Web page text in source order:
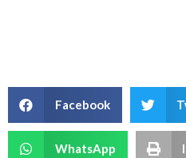
Facebook
WhatsApp